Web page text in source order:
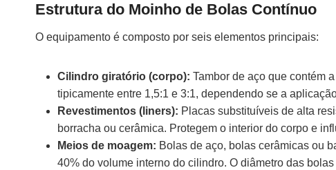
Estrutura do Moinho de Bolas Contínuo
O equipamento é composto por seis elementos principais:
Cilindro giratório (corpo): Tambor de aço que contém
tipicamente entre 1,5:1 e 3:1, dependendo se a
Revestimentos (liners): Placas substituíveis de alta
borracha ou cerâmica. Protegem o interior do corpo e
Meios de moagem: Bolas de aço, bolas cerâmicas ou
40% do volume interno do cilindro. O diâmetro das